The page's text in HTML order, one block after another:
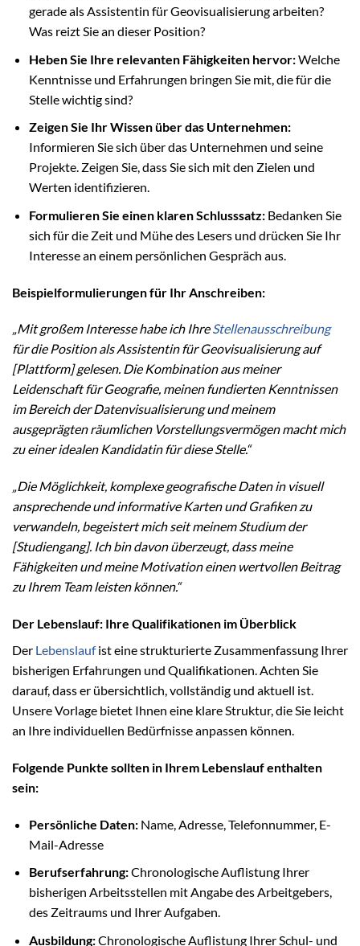
gerade als Assistentin für Geovisualisierung arbeiten?
Was reizt Sie an dieser Position?
Heben Sie Ihre relevanten Fähigkeiten hervor:Welche
Kenntnisse und Erfahrungen bringen Sie mit, die für die
Stelle wichtig sind?
Zeigen Sie Ihr Wissen über das Unternehmen:
Informieren Sie sich über das Unternehmen und seine
Projekte. Zeigen Sie, dass Sie sich mit den Zielen und
Werten identifizieren.
Formulieren Sie einen klaren Schlusssatz:Bedanken Sie
sich für die Zeit und Mühe des Lesers und drücken Sie Ihr
Interesse an einem persönlichen Gespräch aus.
Beispielformulierungen für Ihr Anschreiben:
„Mit großem Interesse habe ich IhreStellenausschreibung
für die Position als Assistentin für Geovisualisierung auf
[Plattform] gelesen. Die Kombination aus meiner
Leidenschaft für Geografie, meinen fundierten Kenntnissen
im Bereich der Datenvisualisierung und meinem
ausgeprägten räumlichen Vorstellungsvermögen macht mich
zu einer idealen Kandidatin für diese Stelle.“
„Die Möglichkeit, komplexe geografische Daten in visuell
ansprechende und informative Karten und Grafiken zu
verwandeln, begeistert mich seit meinem Studium der
[Studiengang]. Ich bin davon überzeugt, dass meine
Fähigkeiten und meine Motivation einen wertvollen Beitrag
zu Ihrem Team leisten können.“
Der Lebenslauf: Ihre Qualifikationen im Überblick
Der Lebenslaufist eine strukturierte Zusammenfassung Ihrer
bisherigen Erfahrungen und Qualifikationen. Achten Sie
darauf, dass er übersichtlich, vollständig und aktuell ist.
Unsere Vorlage bietet Ihnen eine klare Struktur, die Sie leicht
an Ihre individuellen Bedürfnisse anpassen können.
Folgende Punkte sollten in Ihrem Lebenslauf enthalten
sein:
Persönliche Daten:Name, Adresse, Telefonnummer, E-
Mail-Adresse
Berufserfahrung:Chronologische Auflistung Ihrer
bisherigen Arbeitsstellen mit Angabe des Arbeitgebers,
des Zeitraums und Ihrer Aufgaben.
Ausbildung:Chronologische Auflistung Ihrer Schul- und